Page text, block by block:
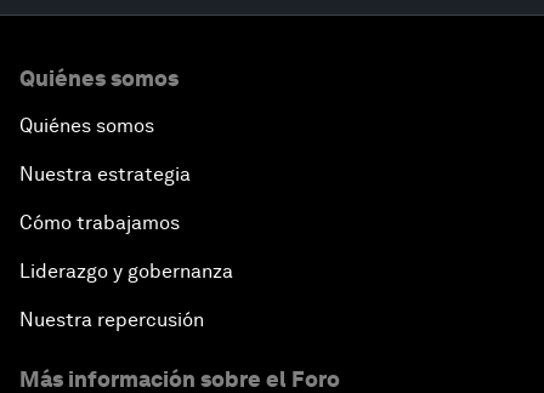
Quiénes somos
Quiénes somos
Nuestra estrategia
Cómo trabajamos
Liderazgo y gobernanza
Nuestra repercusión
Más información sobre el Foro